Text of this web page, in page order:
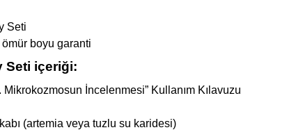
Seti
ömür boyu garanti
Seti içeriği:
İncelenmesi” Kullanım Kılavuzu
(artemia veya tuzlu su karidesi)